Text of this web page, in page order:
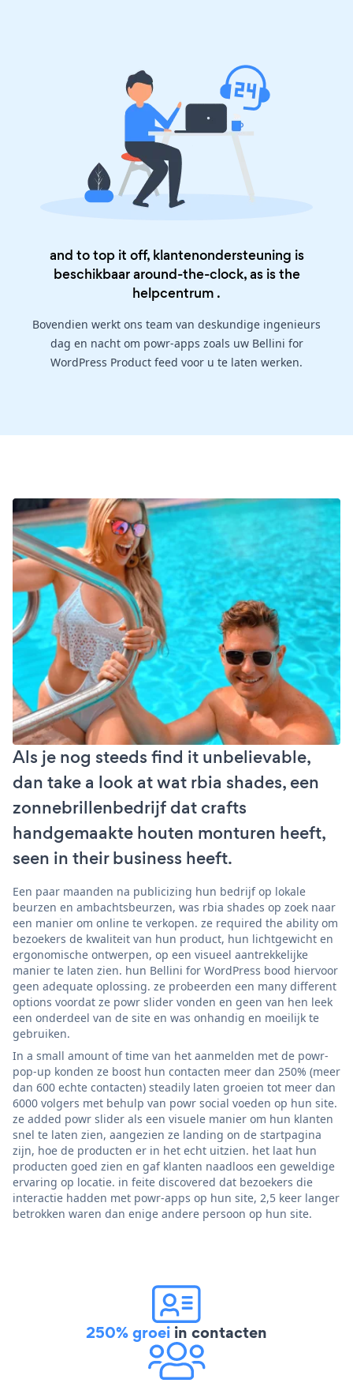
and to top it off, klantenondersteuning is
beschikbaar around-the-clock, as is the
helpcentrum .
Bovendien werkt ons team van deskundige ingenieurs
dag en nacht om powr-apps zoals uw Bellini for
WordPress Product feed voor u te laten werken.
Als je nog steeds find it unbelievable,
dan take a look at wat rbia shades, een
zonnebrillenbedrijf dat crafts
handgemaakte houten monturen heeft,
seen in their business heeft.
Een paar maanden na publicizing hun bedrijf op lokale
beurzen en ambachtsbeurzen, was rbia shades op zoek naar
een manier om online te verkopen. ze required the ability om
bezoekers de kwaliteit van hun product, hun lichtgewicht en
ergonomische ontwerpen, op een visueel aantrekkelijke
manier te laten zien. hun Bellini for WordPress bood hiervoor
geen adequate oplossing. ze probeerden een many different
options voordat ze powr slider vonden en geen van hen leek
een onderdeel van de site en was onhandig en moeilijk te
gebruiken.
In a small amount of time van het aanmelden met de powr-
pop-up konden ze boost hun contacten meer dan 250% (meer
dan 600 echte contacten) steadily laten groeien tot meer dan
6000 volgers met behulp van powr social voeden op hun site.
ze added powr slider als een visuele manier om hun klanten
snel te laten zien, aangezien ze landing on de startpagina
zijn, hoe de producten er in het echt uitzien. het laat hun
producten goed zien en gaf klanten naadloos een geweldige
ervaring op locatie. in feite discovered dat bezoekers die
interactie hadden met powr-apps op hun site, 2,5 keer langer
betrokken waren dan enige andere persoon op hun site.
250% groei in contacten